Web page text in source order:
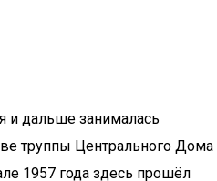
и дальше занималась
труппы Центрального Дома
1957 года здесь прошёл